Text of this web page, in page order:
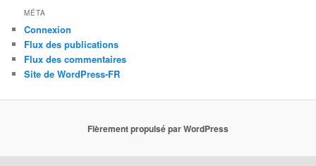
MÉTA
Connexion
Flux des publications
Flux des commentaires
Site de WordPress-FR
Fièrement propulsé par WordPress